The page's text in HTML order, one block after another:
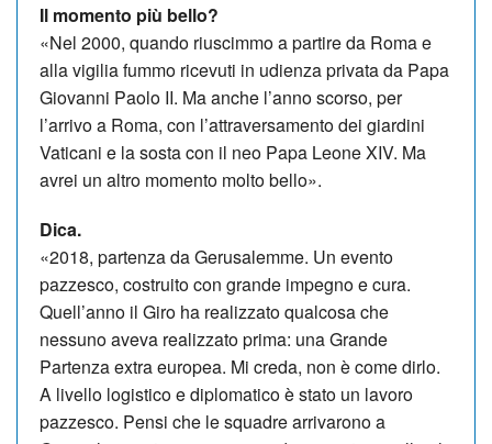
Il momento più bello?
«Nel 2000, quando riuscimmo a partire da Roma e
alla vigilia fummo ricevuti in udienza privata da Papa
Giovanni Paolo II. Ma anche l’anno scorso, per
l’arrivo a Roma, con l’attraversamento dei giardini
Vaticani e la sosta con il neo Papa Leone XIV. Ma
avrei un altro momento molto bello».
Dica.
«2018, partenza da Gerusalemme. Un evento
pazzesco, costruito con grande impegno e cura.
Quell’anno il Giro ha realizzato qualcosa che
nessuno aveva realizzato prima: una Grande
Partenza extra europea. Mi creda, non è come dirlo.
A livello logistico e diplomatico è stato un lavoro
pazzesco. Pensi che le squadre arrivarono a